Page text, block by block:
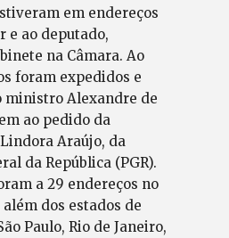
em endereços
e ao deputado,
na Câmara. Ao
foram expedidos e
ministro Alexandre de
ao pedido da
Araújo, da
da República (PGR).
a 29 endereços no
dos estados de
Paulo, Rio de Janeiro,